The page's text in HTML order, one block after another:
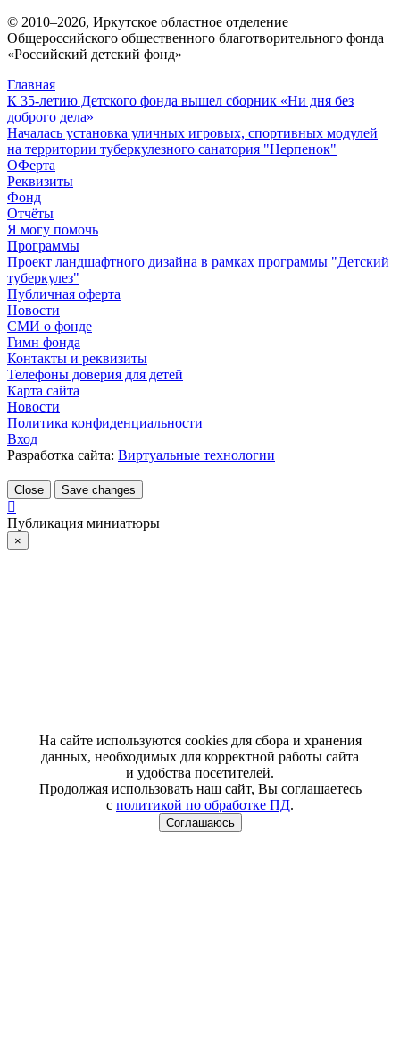
© 2010–2026, Иркутское областное отделение
Общероссийского общественного благотворительного фонда
«Российский детский фонд»
Главная
К 35-летию Детского фонда вышел сборник «Ни дня без
доброго дела»
Началась установка уличных игровых, спортивных модулей
на территории туберкулезного санатория "Нерпенок"
ОФерта
Реквизиты
Фонд
Отчёты
Я могу помочь
Программы
Проект ландшафтного дизайна в рамках программы "Детский
туберкулез"
Публичная оферта
Новости
СМИ о фонде
Гимн фонда
Контакты и реквизиты
Телефоны доверия для детей
Карта сайта
Новости
Политика конфиденциальности
Вход
Разработка сайта: Виртуальные технологии
Close Save changes
Публикация миниатюры
×
На сайте используются cookies для сбора и хранения
данных, необходимых для корректной работы сайта
и удобства посетителей.
Продолжая использовать наш сайт, Вы соглашаетесь
с политикой по обработке ПД.
Соглашаюсь